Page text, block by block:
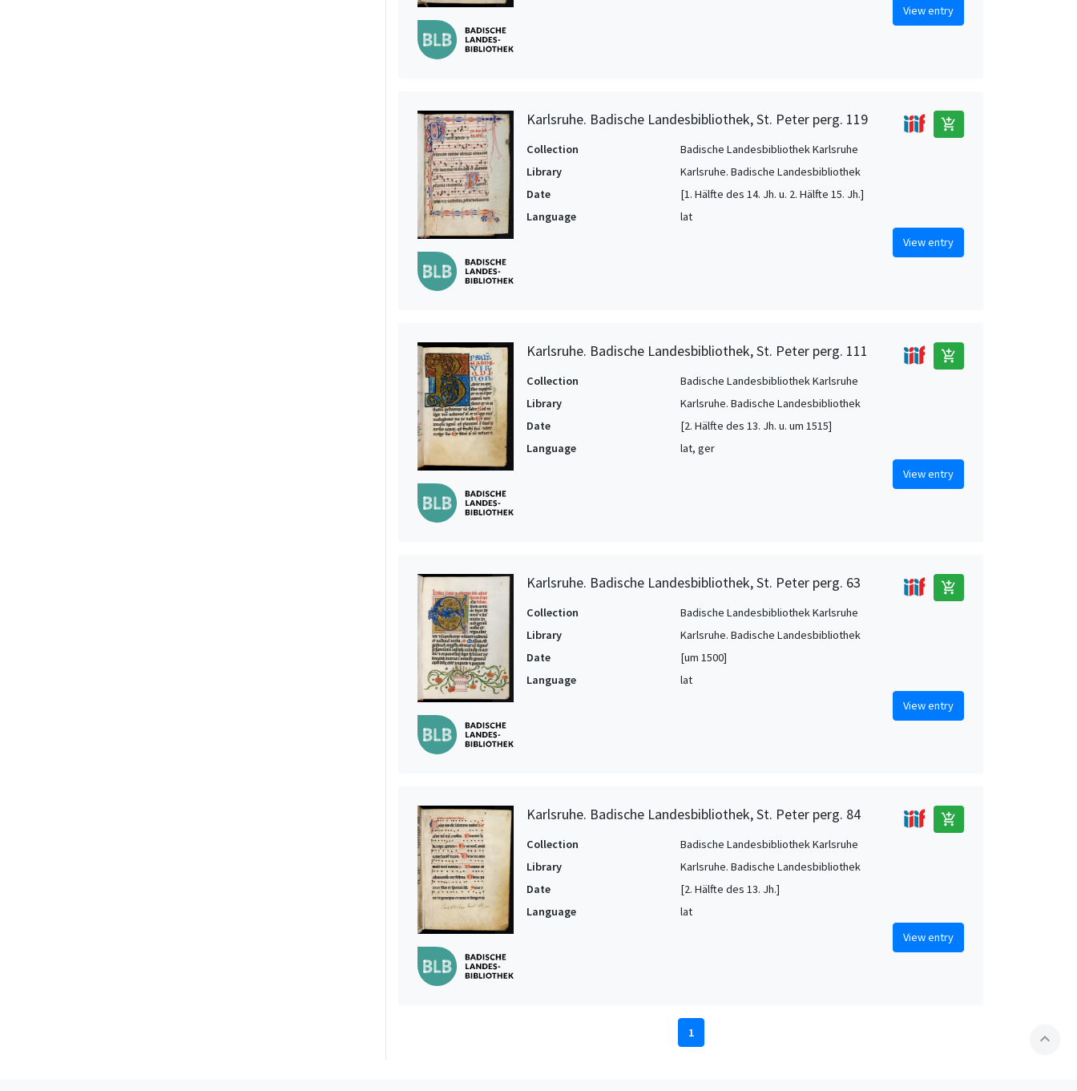
View entry
Karlsruhe. Badische Landesbibliothek, St. Peter perg. 119 add_shopping_cart
Collection
Badische Landesbibliothek Karlsruhe
Library
Karlsruhe. Badische Landesbibliothek
Date
[1. Hälfte des 14. Jh. u. 2. Hälfte 15. Jh.]
Language
lat
View entry
Karlsruhe. Badische Landesbibliothek, St. Peter perg. 111 add_shopping_cart
Collection
Badische Landesbibliothek Karlsruhe
Library
Karlsruhe. Badische Landesbibliothek
Date
[2. Hälfte des 13. Jh. u. um 1515]
Language
lat, ger
View entry
Karlsruhe. Badische Landesbibliothek, St. Peter perg. 63 add_shopping_cart
Collection
Badische Landesbibliothek Karlsruhe
Library
Karlsruhe. Badische Landesbibliothek
Date
[um 1500]
Language
lat
View entry
Karlsruhe. Badische Landesbibliothek, St. Peter perg. 84 add_shopping_cart
Collection
Badische Landesbibliothek Karlsruhe
Library
Karlsruhe. Badische Landesbibliothek
Date
[2. Hälfte des 13. Jh.]
Language
lat
View entry
1 expand_less